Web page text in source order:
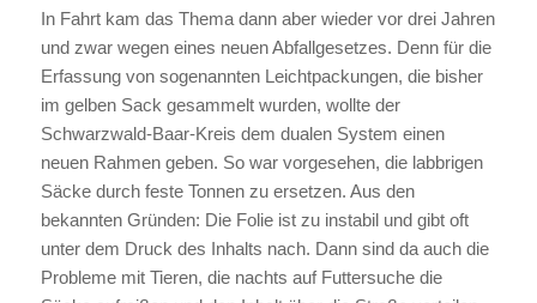
In Fahrt kam das Thema dann aber wieder vor drei Jahren
und zwar wegen eines neuen Abfallgesetzes. Denn für die
Erfassung von sogenannten Leichtpackungen, die bisher
im gelben Sack gesammelt wurden, wollte der
Schwarzwald-Baar-Kreis dem dualen System einen
neuen Rahmen geben. So war vorgesehen, die labbrigen
Säcke durch feste Tonnen zu ersetzen. Aus den
bekannten Gründen: Die Folie ist zu instabil und gibt oft
unter dem Druck des Inhalts nach. Dann sind da auch die
Probleme mit Tieren, die nachts auf Futtersuche die